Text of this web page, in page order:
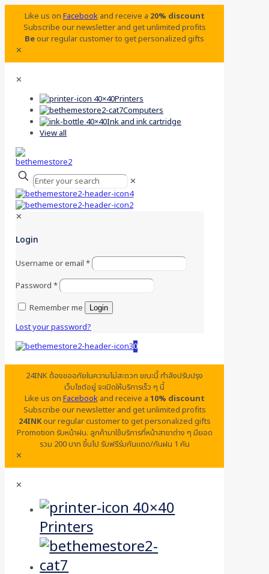
Like us onFacebookand receive a 20% discount
Subscribe our newsletter and get unlimited profits
Beour regular customer to get personalized gifts
✕
✕
Printers
Computers
Ink and ink cartridge
View all
✕
✕
Login
Username or email*
Password*
Remember me
Login
Lost your password?
0
24INK ต้องขออภัยในความไม่สะดวก ขณะนี้ กำลังปรับปรุง
เว็บไซต์อยู่ จะเปิดให้บริการเร็ว ๆ นี้
Like us onFacebookand receive a 10% discount
Subscribe our newsletter and get unlimited profits
24INKour regular customer to get personalized gifts
Promotion รับหน้าฝน. ลูกค้ามาใช้บริการที่หน้าสาขาต่าง ๆ มียอด
รวม 200 บาท ขึ้นไป รับฟรีร่มกันแดด/กันฝน 1 คัน
✕
✕
Printers